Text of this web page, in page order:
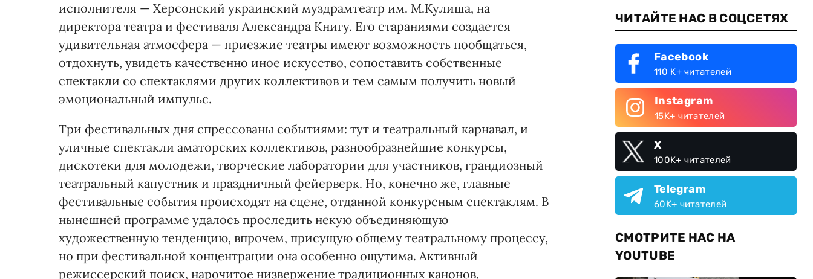
исполнителя — Херсонский украинский муздрамтеатр им. М.Кулиша, на
директора театра и фестиваля Александра Книгу. Его стараниями создается
удивительная атмосфера — приезжие театры имеют возможность пообщаться,
отдохнуть, увидеть качественно иное искусство, сопоставить собственные
спектакли со спектаклями других коллективов и тем самым получить новый
эмоциональный импульс.
Три фестивальных дня спрессованы событиями: тут и театральный карнавал, и
уличные спектакли аматорских коллективов, разнообразнейшие конкурсы,
дискотеки для молодежи, творческие лаборатории для участников, грандиозный
театральный капустник и праздничный фейерверк. Но, конечно же, главные
фестивальные события происходят на сцене, отданной конкурсным спектаклям. В
нынешней программе удалось проследить некую объединяющую
художественную тенденцию, впрочем, присущую общему театральному процессу,
но при фестивальной концентрации она особенно ощутима. Активный
режиссерский поиск, нарочитое низвержение традиционных канонов,
ЧИТАЙТЕ НАС В СОЦСЕТЯХ
Facebook
110 K+ читателей
Instagram
15K+ читателей
X
100K+ читателей
Telegram
60K+ читателей
СМОТРИТЕ НАС НА
YOUTUBE